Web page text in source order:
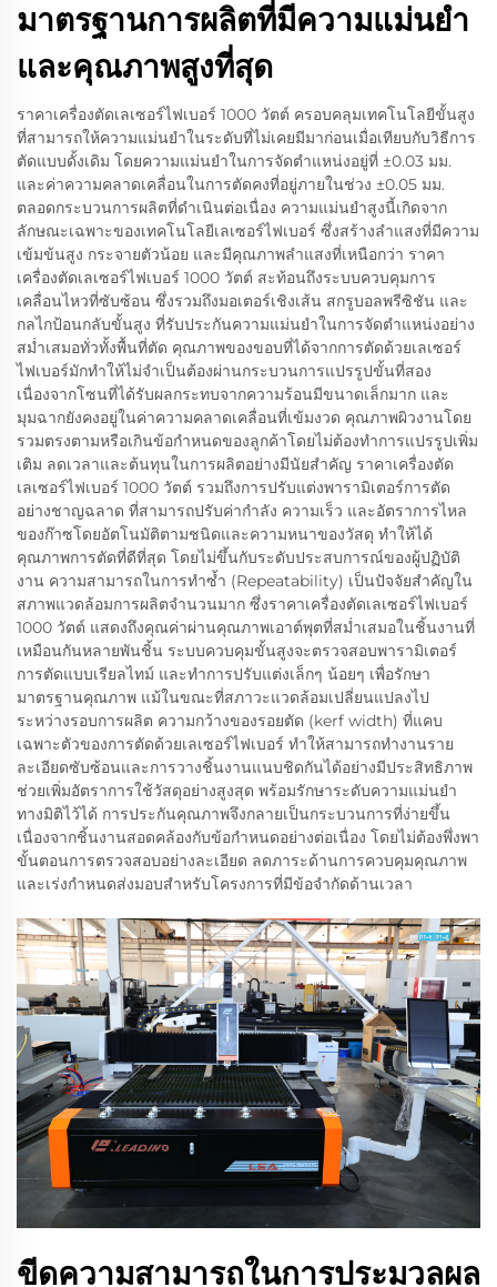
มาตรฐานการผลิตที่มีความแม่นยำ
และคุณภาพสูงที่สุด
ราคาเครื่องตัดเลเซอร์ไฟเบอร์ 1000 วัตต์ ครอบคลุมเทคโนโลยีขั้นสูง
ที่สามารถให้ความแม่นยำในระดับที่ไม่เคยมีมาก่อนเมื่อเทียบกับวิธีการ
ตัดแบบดั้งเดิม โดยความแม่นยำในการจัดตำแหน่งอยู่ที่ ±0.03 มม.
และค่าความคลาดเคลื่อนในการตัดคงที่อยู่ภายในช่วง ±0.05 มม.
ตลอดกระบวนการผลิตที่ดำเนินต่อเนื่อง ความแม่นยำสูงนี้เกิดจาก
ลักษณะเฉพาะของเทคโนโลยีเลเซอร์ไฟเบอร์ ซึ่งสร้างลำแสงที่มีความ
เข้มข้นสูง กระจายตัวน้อย และมีคุณภาพลำแสงที่เหนือกว่า ราคา
เครื่องตัดเลเซอร์ไฟเบอร์ 1000 วัตต์ สะท้อนถึงระบบควบคุมการ
เคลื่อนไหวที่ซับซ้อน ซึ่งรวมถึงมอเตอร์เชิงเส้น สกรูบอลพรีซิชัน และ
กลไกป้อนกลับขั้นสูง ที่รับประกันความแม่นยำในการจัดตำแหน่งอย่าง
สม่ำเสมอทั่วทั้งพื้นที่ตัด คุณภาพของขอบที่ได้จากการตัดด้วยเลเซอร์
ไฟเบอร์มักทำให้ไม่จำเป็นต้องผ่านกระบวนการแปรรูปขั้นที่สอง
เนื่องจากโซนที่ได้รับผลกระทบจากความร้อนมีขนาดเล็กมาก และ
มุมฉากยังคงอยู่ในค่าความคลาดเคลื่อนที่เข้มงวด คุณภาพผิวงานโดย
รวมตรงตามหรือเกินข้อกำหนดของลูกค้าโดยไม่ต้องทำการแปรรูปเพิ่ม
เติม ลดเวลาและต้นทุนในการผลิตอย่างมีนัยสำคัญ ราคาเครื่องตัด
เลเซอร์ไฟเบอร์ 1000 วัตต์ รวมถึงการปรับแต่งพารามิเตอร์การตัด
อย่างชาญฉลาด ที่สามารถปรับค่ากำลัง ความเร็ว และอัตราการไหล
ของก๊าซโดยอัตโนมัติตามชนิดและความหนาของวัสดุ ทำให้ได้
คุณภาพการตัดที่ดีที่สุด โดยไม่ขึ้นกับระดับประสบการณ์ของผู้ปฏิบัติ
งาน ความสามารถในการทำซ้ำ (Repeatability) เป็นปัจจัยสำคัญใน
สภาพแวดล้อมการผลิตจำนวนมาก ซึ่งราคาเครื่องตัดเลเซอร์ไฟเบอร์
1000 วัตต์ แสดงถึงคุณค่าผ่านคุณภาพเอาต์พุตที่สม่ำเสมอในชิ้นงานที่
เหมือนกันหลายพันชิ้น ระบบควบคุมขั้นสูงจะตรวจสอบพารามิเตอร์
การตัดแบบเรียลไทม์ และทำการปรับแต่งเล็กๆ น้อยๆ เพื่อรักษา
มาตรฐานคุณภาพ แม้ในขณะที่สภาวะแวดล้อมเปลี่ยนแปลงไป
ระหว่างรอบการผลิต ความกว้างของรอยตัด (kerf width) ที่แคบ
เฉพาะตัวของการตัดด้วยเลเซอร์ไฟเบอร์ ทำให้สามารถทำงานราย
ละเอียดซับซ้อนและการวางชิ้นงานแนบชิดกันได้อย่างมีประสิทธิภาพ
ช่วยเพิ่มอัตราการใช้วัสดุอย่างสูงสุด พร้อมรักษาระดับความแม่นยำ
ทางมิติไว้ได้ การประกันคุณภาพจึงกลายเป็นกระบวนการที่ง่ายขึ้น
เนื่องจากชิ้นงานสอดคล้องกับข้อกำหนดอย่างต่อเนื่อง โดยไม่ต้องพึ่งพา
ขั้นตอนการตรวจสอบอย่างละเอียด ลดภาระด้านการควบคุมคุณภาพ
และเร่งกำหนดส่งมอบสำหรับโครงการที่มีข้อจำกัดด้านเวลา
ขีดความสามารถในการประมวลผล